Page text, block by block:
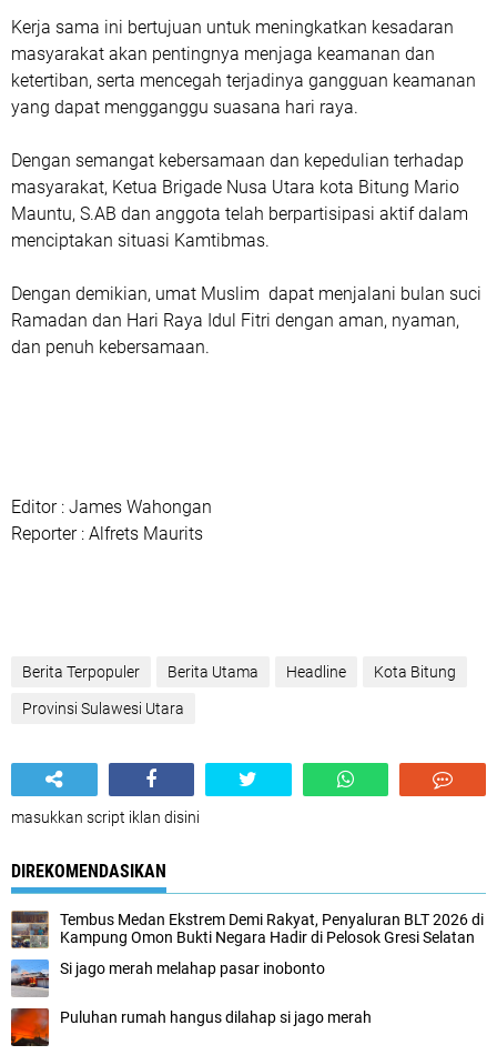
Kerja sama ini bertujuan untuk meningkatkan kesadaran
masyarakat akan pentingnya menjaga keamanan dan
ketertiban, serta mencegah terjadinya gangguan keamanan
yang dapat mengganggu suasana hari raya.
Dengan semangat kebersamaan dan kepedulian terhadap
masyarakat, Ketua Brigade Nusa Utara kota Bitung Mario
Mauntu, S.AB dan anggota telah berpartisipasi aktif dalam
menciptakan situasi Kamtibmas.
Dengan demikian, umat Muslim dapat menjalani bulan suci
Ramadan dan Hari Raya Idul Fitri dengan aman, nyaman,
dan penuh kebersamaan.
Editor : James Wahongan
Reporter : Alfrets Maurits
Berita Terpopuler Berita Utama Headline Kota Bitung
Provinsi Sulawesi Utara
masukkan script iklan disini
DIREKOMENDASIKAN
Tembus Medan Ekstrem Demi Rakyat, Penyaluran BLT 2026 di
Kampung Omon Bukti Negara Hadir di Pelosok Gresi Selatan
Si jago merah melahap pasar inobonto
Puluhan rumah hangus dilahap si jago merah